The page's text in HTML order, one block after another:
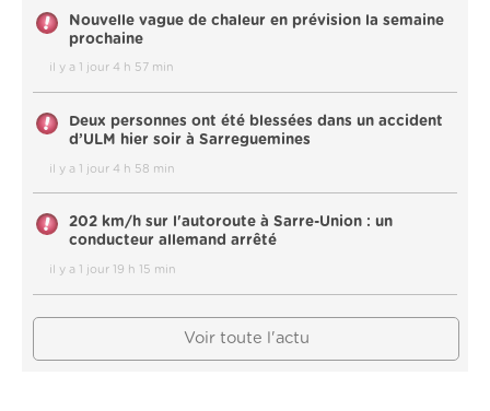
Nouvelle vague de chaleur en prévision la semaine
prochaine
il y a 1 jour 4 h 57 min
Deux personnes ont été blessées dans un accident
d’ULM hier soir à Sarreguemines
il y a 1 jour 4 h 58 min
202 km/h sur l'autoroute à Sarre-Union : un
conducteur allemand arrêté
il y a 1 jour 19 h 15 min
Voir toute l'actu